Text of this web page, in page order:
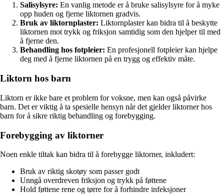
Salisylsyre: En vanlig metode er å bruke salisylsyre for å myke
opp huden og fjerne liktornen gradvis.
Bruk av liktornplaster: Liktornplaster kan bidra til å beskytte
liktornen mot trykk og friksjon samtidig som den hjelper til med
å fjerne den.
Behandling hos fotpleier: En profesjonell fotpleier kan hjelpe
deg med å fjerne liktornen på en trygg og effektiv måte.
Liktorn hos barn
Liktorn er ikke bare et problem for voksne, men kan også påvirke
barn. Det er viktig å ta spesielle hensyn når det gjelder liktorner hos
barn for å sikre riktig behandling og forebygging.
Forebygging av liktorner
Noen enkle tiltak kan bidra til å forebygge liktorner, inkludert:
Bruk av riktig skotøy som passer godt
Unngå overdreven friksjon og trykk på føttene
Hold føttene rene og tørre for å forhindre infeksjoner